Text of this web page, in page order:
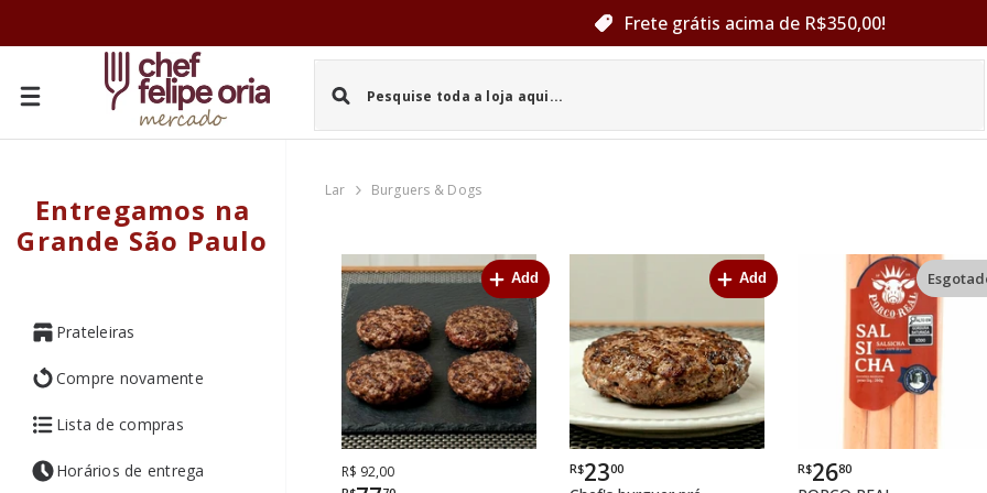
Frete grátis acima de R$350,00!
Entregamos na
Grande São Paulo
Prateleiras
Compre novamente
Lista de compras
Horários de entrega
Lar Burguers & Dogs
Add
De
R$ 92,00Por
Add
Por
R$2300 Por
R$2680